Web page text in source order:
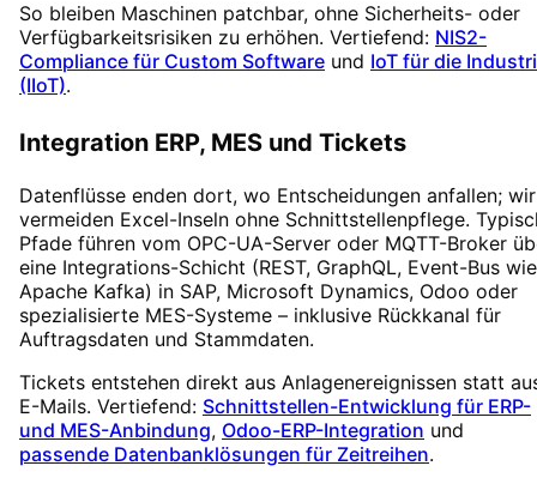
So bleiben Maschinen patchbar, ohne Sicherheits- oder
Verfügbarkeitsrisiken zu erhöhen. Vertiefend: NIS2-
Compliance für Custom Software und IoT für die
(IIoT).
Integration ERP, MES und Tickets
Datenflüsse enden dort, wo Entscheidungen anfallen; wir
vermeiden Excel-Inseln ohne Schnittstellenpflege.
Pfade führen vom OPC-UA-Server oder MQTT-Broker
eine Integrations-Schicht (REST, GraphQL, Event-Bus wie
Apache Kafka) in SAP, Microsoft Dynamics, Odoo oder
spezialisierte MES-Systeme – inklusive Rückkanal für
Auftragsdaten und Stammdaten.
Tickets entstehen direkt aus Anlagenereignissen statt
E-Mails. Vertiefend: Schnittstellen-Entwicklung für ERP-
und MES-Anbindung, Odoo-ERP-Integration und
passende Datenbanklösungen für Zeitreihen.